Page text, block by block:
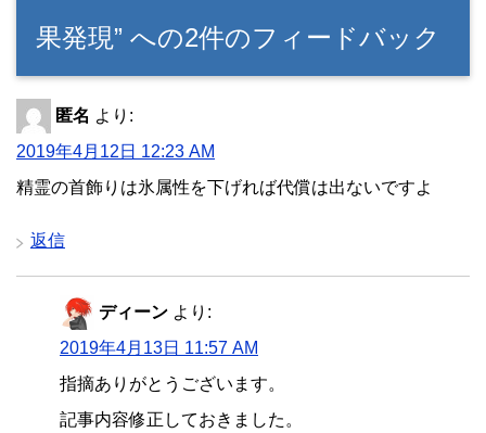
果発現” への2件のフィードバック
匿名 より:
2019年4月12日 12:23 AM
精霊の首飾りは氷属性を下げれば代償は出ないですよ
返信
ディーン より:
2019年4月13日 11:57 AM
指摘ありがとうございます。
記事内容修正しておきました。